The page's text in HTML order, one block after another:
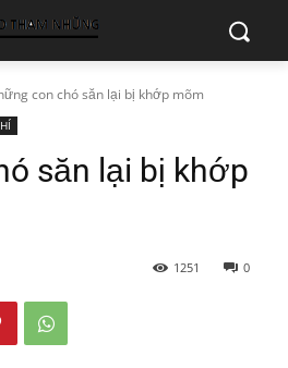
con chó săn lại bị khớp mõm
săn lại bị khớp
0
1251